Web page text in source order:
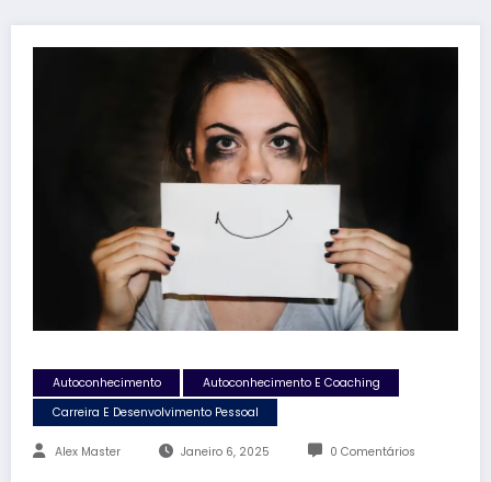
Autoconhecimento
Autoconhecimento E Coaching
Carreira E Desenvolvimento Pessoal
Alex Master Janeiro 6, 2025 0 Comentários